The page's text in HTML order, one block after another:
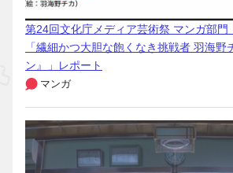
第24回文化庁メディア芸術祭 マンガ部門
「繊細かつ大胆な飽くなき挑戦者 羽海野
ン』」レポート
マンガ